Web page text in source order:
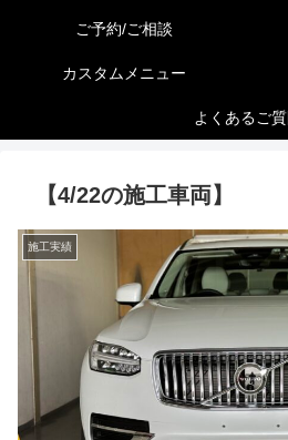
ご予約/ご相談
カスタムメニュー
よくあるご質
【4/22の施工車両】
施工実績